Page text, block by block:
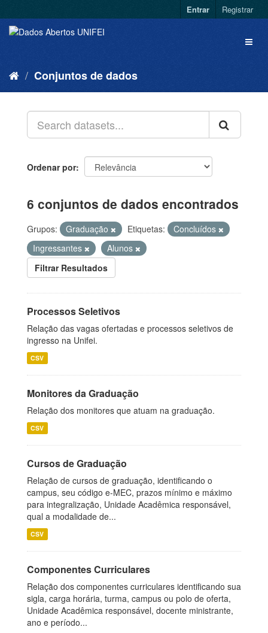
Entrar Registrar
Conjuntos de dados
Ordenar por
6 conjuntos de dados encontrados
Grupos: Graduação Etiquetas:
Concluídos
Ingressantes
Alunos
Filtrar Resultados
Processos Seletivos
Relação das vagas ofertadas e processos seletivos de
ingresso na Unifei.
CSV
Monitores da Graduação
Relação dos monitores que atuam na graduação.
CSV
Cursos de Graduação
Relação de cursos de graduação, identificando o
campus, seu código e-MEC, prazos mínimo e máximo
para integralização, Unidade Acadêmica responsável,
qual a modalidade de...
CSV
Componentes Curriculares
Relação dos componentes curriculares identificando sua
sigla, carga horária, turma, campus ou polo de oferta,
Unidade Acadêmica responsável, docente ministrante,
ano e período...